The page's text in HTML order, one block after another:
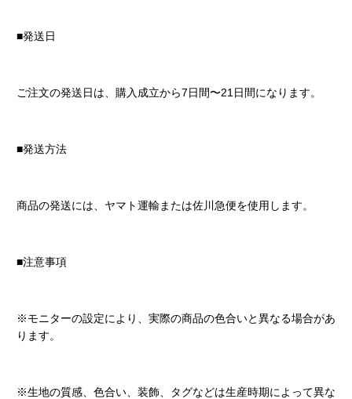
■発送日
ご注文の発送日は、購入成立から7日間〜21日間になります。
■発送方法
商品の発送には、ヤマト運輸または佐川急便を使用します。
■注意事項
※モニターの設定により、実際の商品の色合いと異なる場合があ
ります。
※生地の質感、色合い、装飾、タグなどは生産時期によって異な